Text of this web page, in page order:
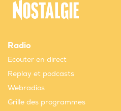
Radio
Ecouter en direct
Replay et podcasts
Webradios
Grille des programmes